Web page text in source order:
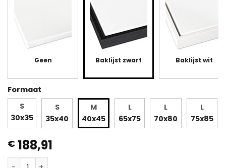
Geen Baklijst zwart Baklijst wit
Formaat
S
30x35
S
35x40
M
40x45
L
65x75
L
70x80
L
75x85
€ 188,91
Samen aantal